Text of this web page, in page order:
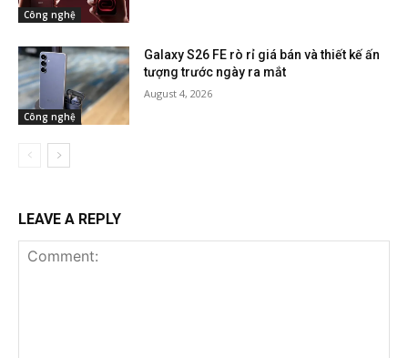
Công nghệ
Công nghệ
Galaxy S26 FE rò rỉ giá bán và thiết kế ấn
tượng trước ngày ra mắt
August 4, 2026
LEAVE A REPLY